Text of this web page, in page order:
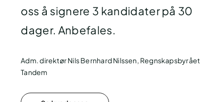
oss å signere 3 kandidater på 30
dager. Anbefales.
Adm. direktør Nils Bernhard Nilssen, Regnskapsbyrået
Tandem